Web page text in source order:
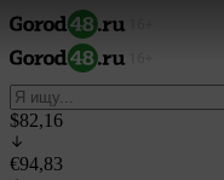
$82,16
€94,83